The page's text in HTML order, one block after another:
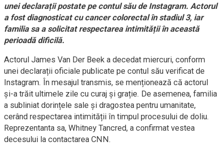
unei declarații postate pe contul său de Instagram. Actorul
a fost diagnosticat cu cancer colorectal în stadiul 3, iar
familia sa a solicitat respectarea intimității în această
perioadă dificilă.
Actorul James Van Der Beek a decedat miercuri, conform
unei declarații oficiale publicate pe contul său verificat de
Instagram. În mesajul transmis, se menționează că actorul
și-a trăit ultimele zile cu curaj și grație. De asemenea, familia
a subliniat dorințele sale și dragostea pentru umanitate,
cerând respectarea intimității în timpul procesului de doliu.
Reprezentanta sa, Whitney Tancred, a confirmat vestea
decesului la contactarea CNN.